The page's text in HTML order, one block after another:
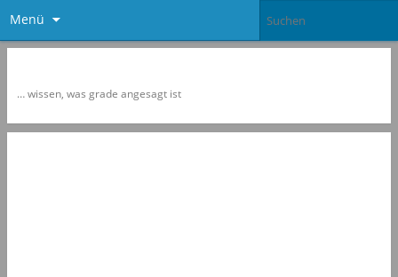
Menü
… wissen, was grade angesagt ist